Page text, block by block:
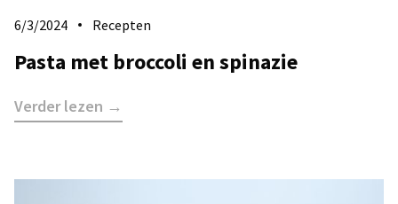
6/3/2024 Recepten
Pasta met broccoli en spinazie
Verder lezen →